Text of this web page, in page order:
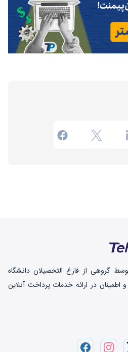
پیمنت در سال ۱۳۹۱ توسط گروهی از فارغ التحصیلان دانشگاه
در ارائه خدمات پرداخت‌ آنلاین